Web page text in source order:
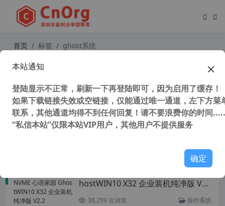
首页 标签 ghost系统
独家自适应系统 Firewall App Blocke
自带防火墙配置软件 批量配置本地防
火墙
hostWIN10 X32 企业装机纯净版 V2.
38,259 次浏览 操作系统
本站通知
登陆显示不正常，刷新一下再登陆即可，因为启用了缓存！
如果下载链接失效或空链接，仅能通过唯一通道，左下方菜
联系，其他通道均得不到任何回复！请不要浪费你的时间
“私信本站”仅限本站VIP用户，其他用户不提供服务
确定